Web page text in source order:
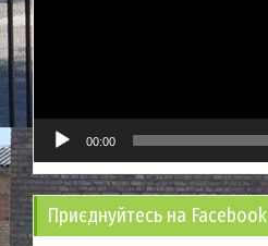
00:00
Приєднуйтесь на Facebook